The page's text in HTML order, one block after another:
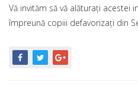
Vă invităm să vă alăturați acestei
împreună copiii defavorizați din